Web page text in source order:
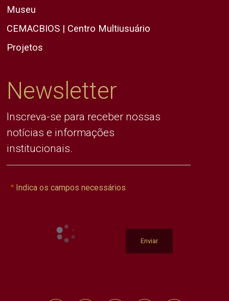
Museu
CEMACBIOS | Centro Multiusuário
Projetos
Newsletter
Inscreva-se para receber nossas
notícias e informações
institucionais.
Indica os campos necessários
Enviar